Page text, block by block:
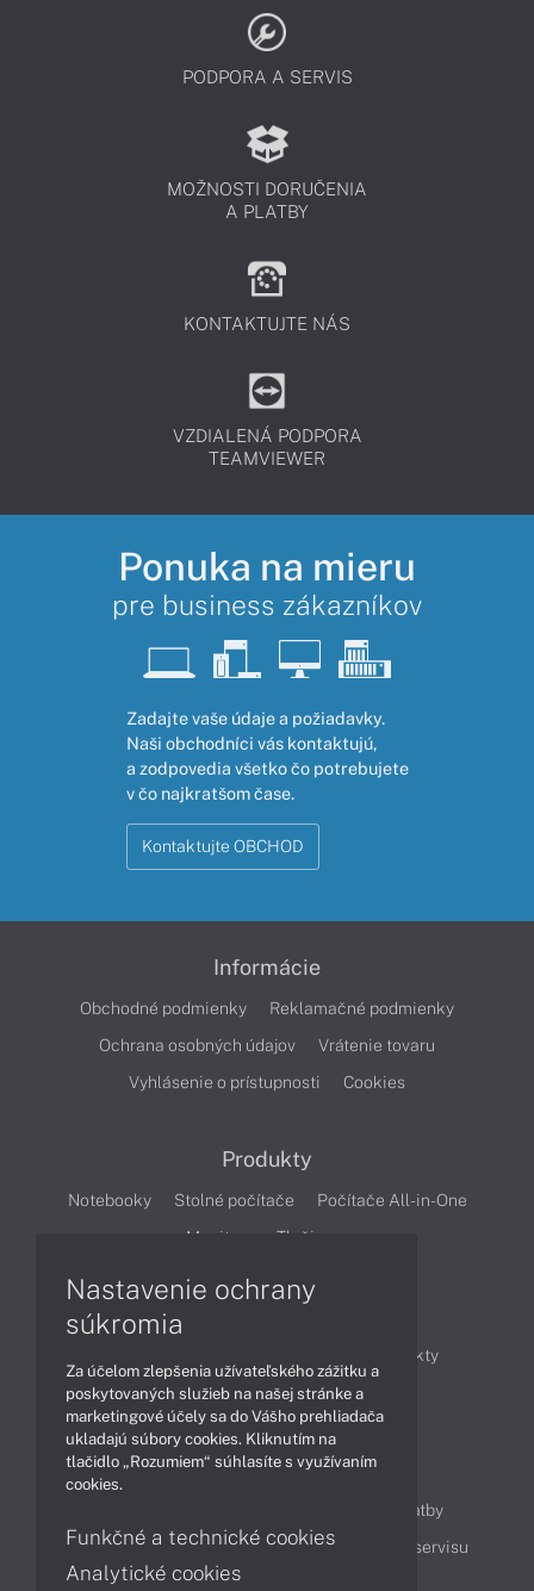
PODPORA A SERVIS
MOŽNOSTI DORUČENIA
A PLATBY
KONTAKTUJTE NÁS
VZDIALENÁ PODPORA
TEAMVIEWER
Ponuka na mieru
pre business zákazníkov
Zadajte vaše údaje a požiadavky.
Naši obchodníci vás kontaktujú,
a zodpovedia všetko čo potrebujete
v čo najkratšom čase.
Kontaktujte OBCHOD
Informácie
Obchodné podmienky
Reklamačné podmienky
Ochrana osobných údajov
Vrátenie tovaru
Vyhlásenie o prístupnosti
Cookies
Produkty
Notebooky Stolné počítače
Počítače All-in-One
Monitory
Tlačiarne
Produkty
Technológie
Videá
Obsah
Možnosti doručenia a platby
Podpora a servis
Servisné služby Cenník servisu
Nastavenie ochrany
súkromia
Za účelom zlepšenia užívateľského zážitku a
poskytovaných služieb na našej stránke a
marketingové účely sa do Vášho prehliadača
ukladajú súbory cookies. Kliknutím na
tlačidlo „Rozumiem“ súhlasíte s využívaním
cookies.
Funkčné a technické cookies
Analytické cookies